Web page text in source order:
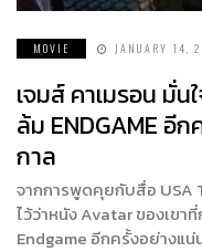
MOVIE JANUARY 14,
เจมส์ คาเมรอน มั่น
ล้ม ENDGAME อี
กาล
จากการพูดคุยกับสื่อ USA
ไว้ว่าหนัง Avatar ของเขา
Endgame อีกครั้งอย่างแน่